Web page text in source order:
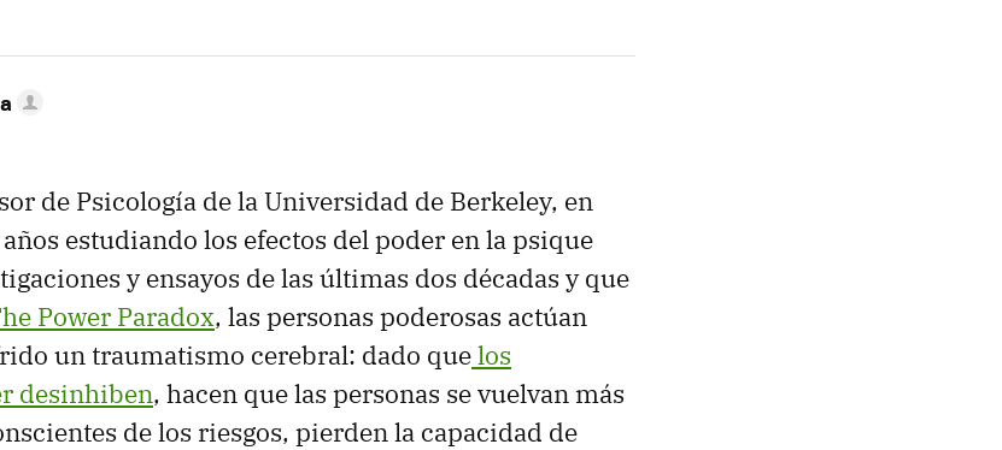
de Psicología de la Universidad de Berkeley, en
estudiando los efectos del poder en la psique
y ensayos de las últimas dos décadas y que
Power Paradox, las personas poderosas actúan
un traumatismo cerebral: dado quelos
desinhiben, hacen que las personas se vuelvan más
de los riesgos, pierden la capacidad de